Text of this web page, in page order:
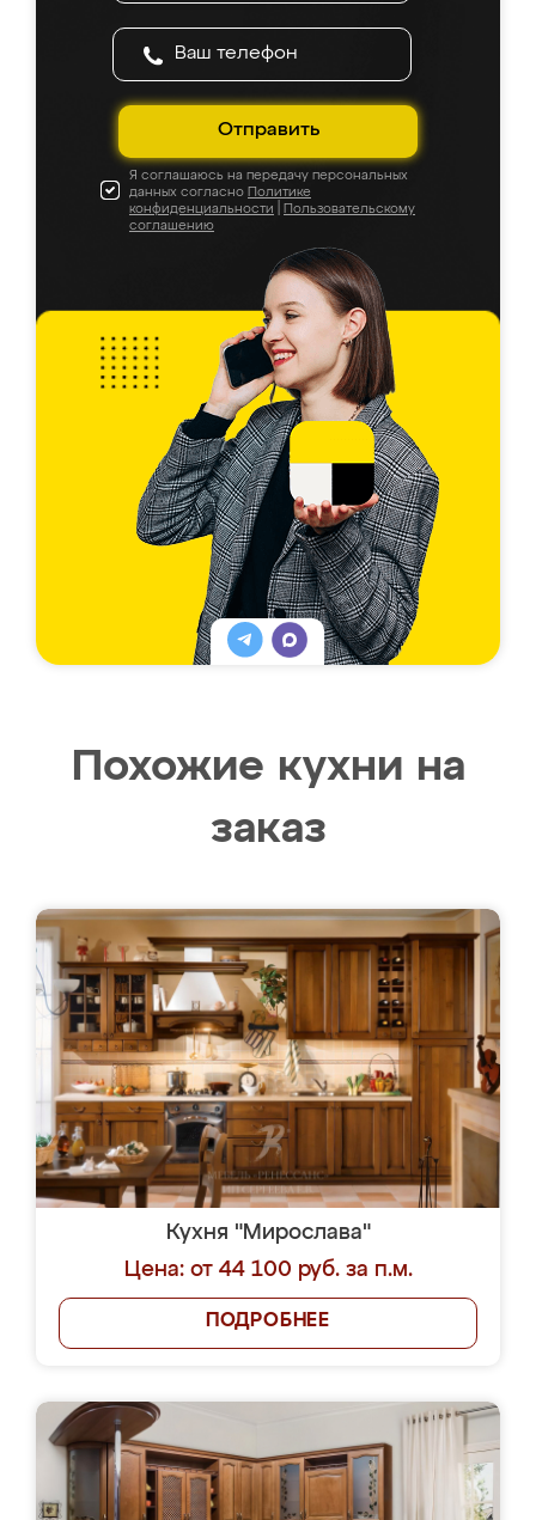
Отправить
Я соглашаюсь на передачу персональных
данных согласно Политике
конфиденциальности
Пользовательскому
соглашению
Похожие кухни на
заказ
Кухня "Мирослава"
Цена: от 44 100 руб. за п.м.
ПОДРОБНЕЕ